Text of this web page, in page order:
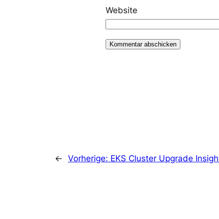
Website
← Vorherige: EKS Cluster Upgrade